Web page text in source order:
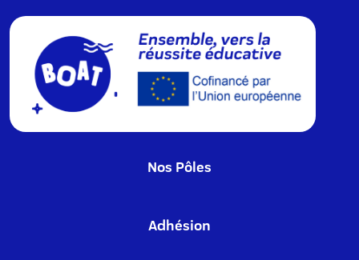
Nos Pôles
Adhésion